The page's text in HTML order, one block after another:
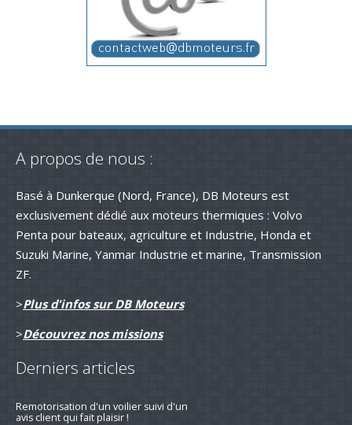
A propos de nous :
Basé à Dunkerque (Nord, France), DB Moteurs est
exclusivement dédié aux moteurs thermiques : Volvo
Penta pour bateaux, agriculture et Industrie, Honda et
Suzuki Marine, Yanmar Industrie et marine, Transmission
ZF.
>Plus d'infos sur DB Moteurs
>Découvrez nos missions
Derniers articles
Remotorisation d'un voilier suivi d'un
avis client qui fait plaisir !